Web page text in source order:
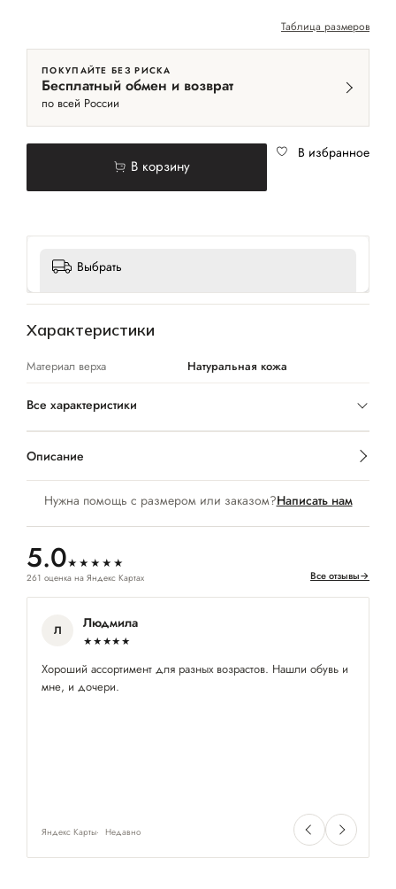
Таблица размеров
ПОКУПАЙТЕ БЕЗ РИСКА
Бесплатный обмен и возврат
по всей России
В корзину
В избранное
Выбрать
Нужна помощь с размером или заказом?Написать нам
5.0★★★★★
261 оценка на Яндекс Картах Все отзывы→
Л Людмила
★★★★★
Хороший ассортимент для разных возрастов. Нашли обувь и
мне, и дочери.
Яндекс Карты Недавно
Характеристики
Материал верха Натуральная кожа
Все характеристики
Описание